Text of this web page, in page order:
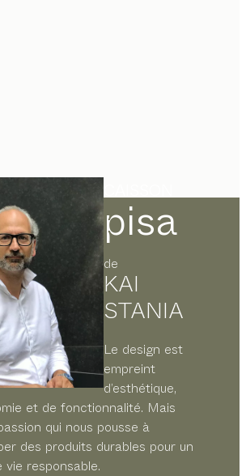
pisa
de
KAI
STANIA
Le design est
empreint
d’esthétique,
et de fonctionnalité. Mais
qui nous pousse à
des produits durables pour un
vie responsable.